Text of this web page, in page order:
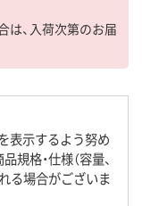
は、入荷次第のお届
表示するよう努め
規格・仕様（容量、
る場合がございま